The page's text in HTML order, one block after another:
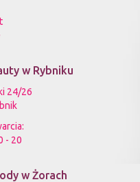
w Rybniku
24/26
- 20
w Żorach